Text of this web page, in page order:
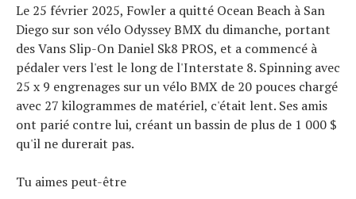
Le 25 février 2025, Fowler a quitté Ocean Beach à San
Diego sur son vélo Odyssey BMX du dimanche, portant
des Vans Slip-On Daniel Sk8 PROS, et a commencé à
pédaler vers l'est le long de l'Interstate 8. Spinning avec
25 x 9 engrenages sur un vélo BMX de 20 pouces chargé
avec 27 kilogrammes de matériel, c'était lent. Ses amis
ont parié contre lui, créant un bassin de plus de 1 000 $
qu'il ne durerait pas.
Tu aimes peut-être
Actualités
Technologies
Conseils